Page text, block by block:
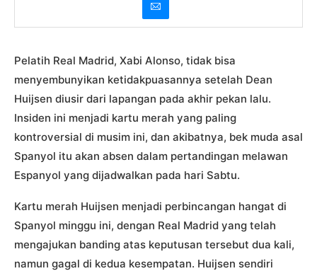
Pelatih Real Madrid, Xabi Alonso, tidak bisa
menyembunyikan ketidakpuasannya setelah Dean
Huijsen diusir dari lapangan pada akhir pekan lalu.
Insiden ini menjadi kartu merah yang paling
kontroversial di musim ini, dan akibatnya, bek muda asal
Spanyol itu akan absen dalam pertandingan melawan
Espanyol yang dijadwalkan pada hari Sabtu.
Kartu merah Huijsen menjadi perbincangan hangat di
Spanyol minggu ini, dengan Real Madrid yang telah
mengajukan banding atas keputusan tersebut dua kali,
namun gagal di kedua kesempatan. Huijsen sendiri